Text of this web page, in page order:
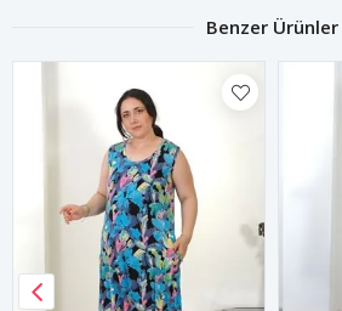
Benzer Ürünler